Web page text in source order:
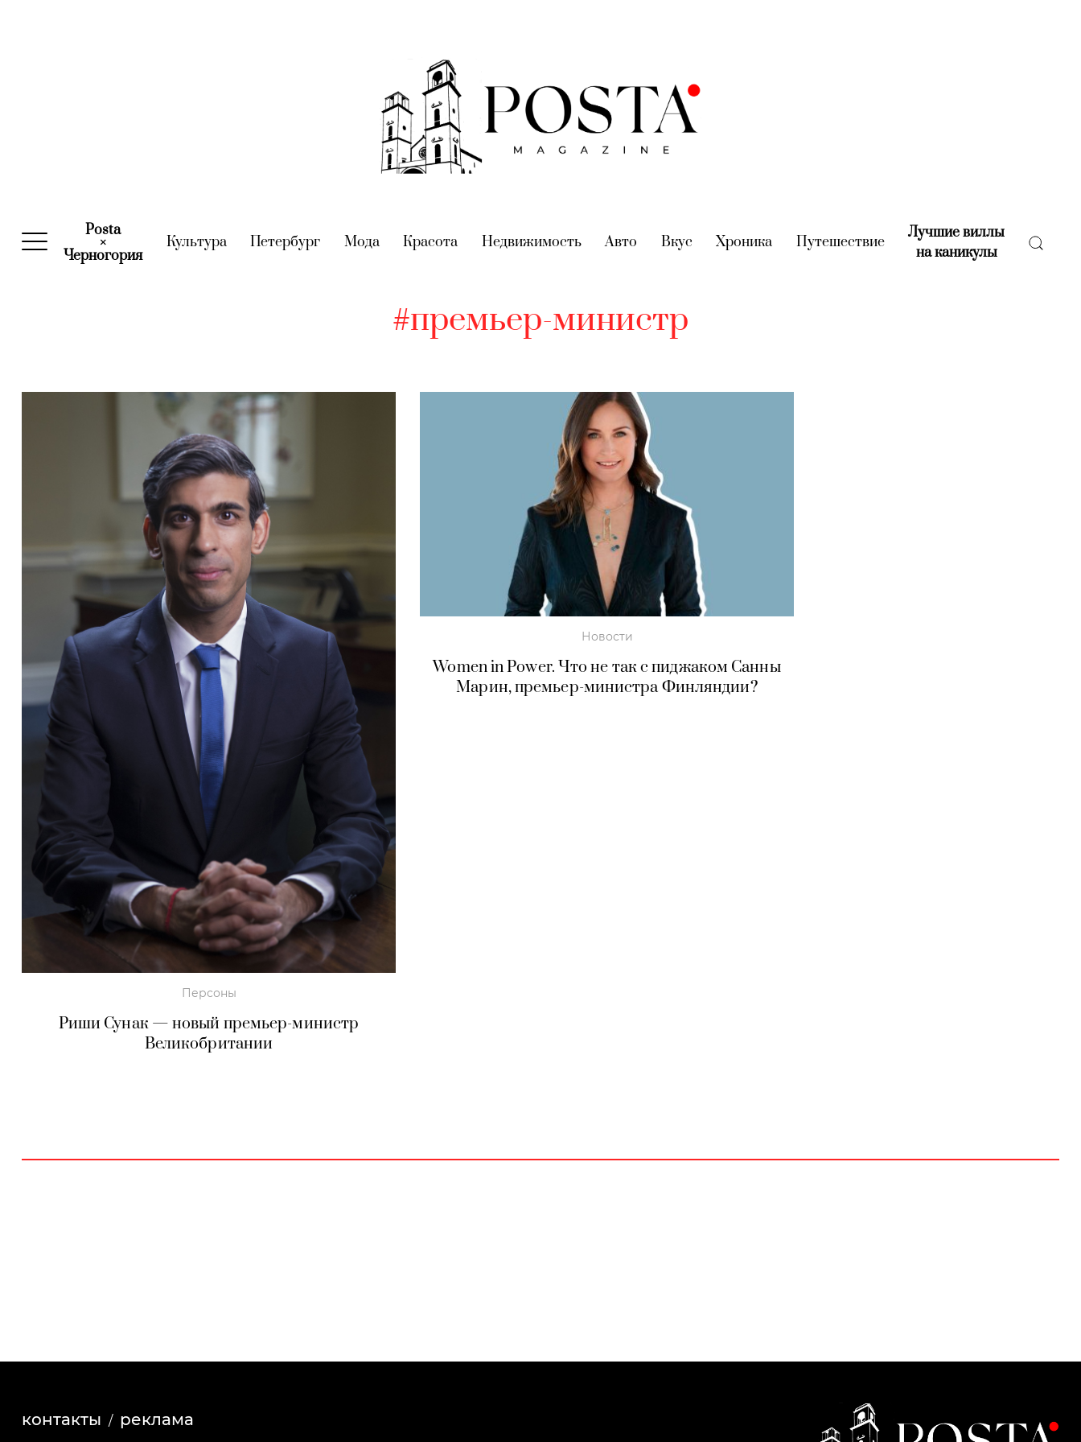
Posta
×
Черногория(current)
Культура(current)
Петербург (current)
Мода(current)
Красота (current)
Недвижимость(current)
Авто (current)
Вкус (current)
Хроника (current)
Путешествие(current)
Лучшие виллы
на каникулы(current)
#премьер-министр
Персоны
Риши Сунак — новый премьер-министр
Великобритании
Новости
Women in Power. Что не так с пиджаком Санны
Марин, премьер-министра Финляндии?
контакты реклама